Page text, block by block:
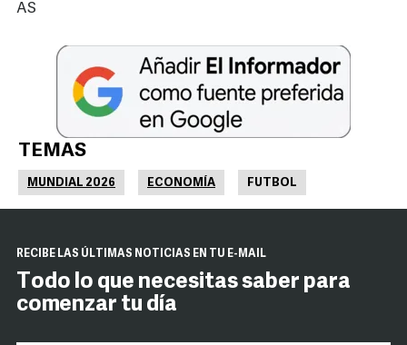
AS
TEMAS
MUNDIAL 2026 ECONOMÍA FUTBOL
RECIBE LAS ÚLTIMAS NOTICIAS EN TU E-MAIL
Todo lo que necesitas saber para
comenzar tu día